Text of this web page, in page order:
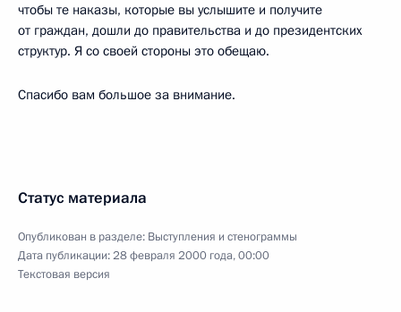
чтобы те наказы, которые вы услышите и получите
от граждан, дошли до правительства и до президентских
структур. Я со своей стороны это обещаю.
Спасибо вам большое за внимание.
Статус материала
Опубликован в разделе: Выступления и стенограммы
Дата публикации:28 февраля 2000 года, 00:00
Текстовая версия